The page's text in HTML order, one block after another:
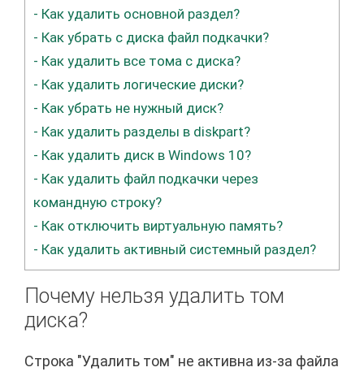
- Как удалить основной раздел?
- Как убрать с диска файл подкачки?
- Как удалить все тома с диска?
- Как удалить логические диски?
- Как убрать не нужный диск?
- Как удалить разделы в diskpart?
- Как удалить диск в Windows 10?
- Как удалить файл подкачки через
командную строку?
- Как отключить виртуальную память?
- Как удалить активный системный раздел?
Почему нельзя удалить том
диска?
Строка "Удалить том" не активна из-за файла